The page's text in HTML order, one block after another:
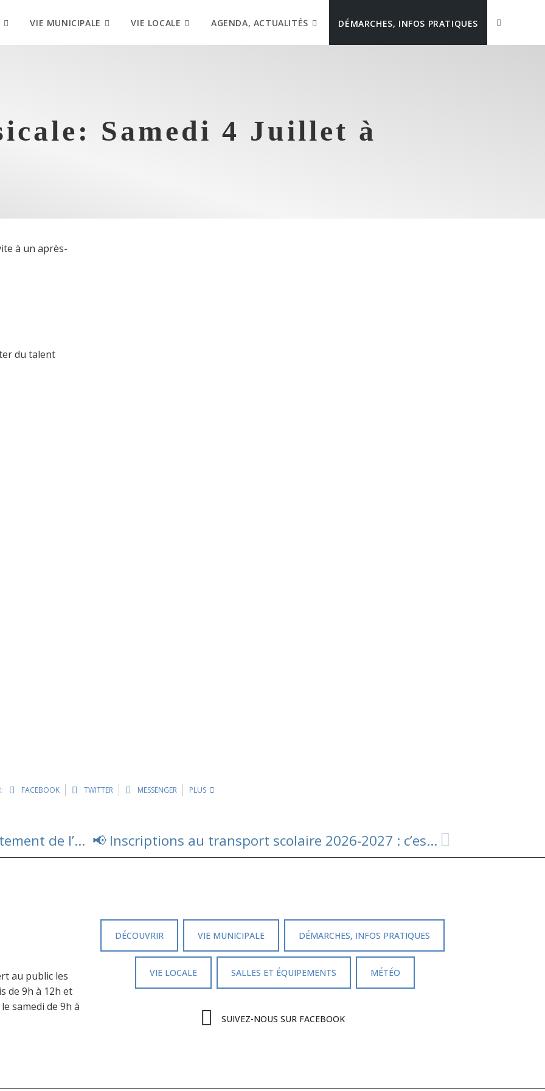
VIE MUNICIPALE VIE LOCALE AGENDA, ACTUALITÉS DÉMARCHES, INFOS PRATIQUES
Samedi 4 Juillet à
à un après-
du talent
FACEBOOK TWITTER MESSENGER PLUS
🌡️En raison des fortes chaleurs, le département de l’Aveyron passe en vigilance ORANGE CANICULE dimanche 21 juin 2026 à partir 12 heures 📢 Inscriptions au transport scolaire 2026-2027 : c’est ouvert ! 🚌🎒
au public les
de 9h à 12h et
samedi de 9h à
DÉCOUVRIR VIE MUNICIPALE DÉMARCHES, INFOS PRATIQUES
VIE LOCALE SALLES ET ÉQUIPEMENTS MÉTÉO
SUIVEZ-NOUS SUR FACEBOOK